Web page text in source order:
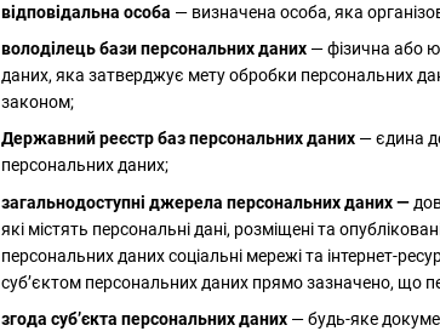
відповідальна особа — визначена особа, яка
володілець бази персональних даних — фізична або
даних, яка затверджує мету обробки персональних
законом;
Державний реєстр баз персональних даних — єдина
персональних даних;
загальнодоступні джерела персональних даних —
які містять персональні дані, розміщені та
персональних даних соціальні мережі та інтернет-
суб’єктом персональних даних прямо зазначено, що
згода суб’єкта персональних даних — будь-яке